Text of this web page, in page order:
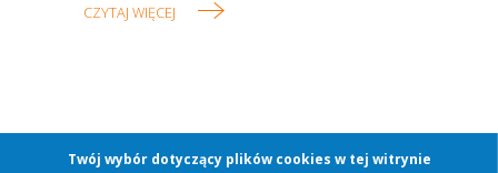
CZYTAJ WIĘCEJ
O GRUPIE TZMO
Twój wybór dotyczący plików cookies w tej witrynie